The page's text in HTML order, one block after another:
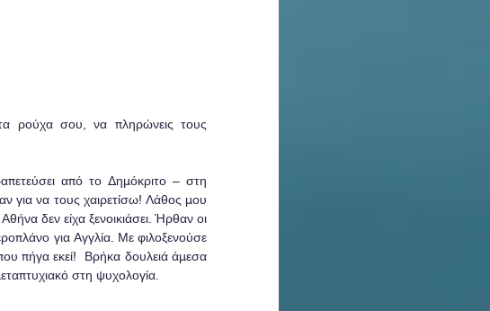
ρούχα σου, να πληρώνεις τους
από το Δημόκριτο – στη
για να τους χαιρετίσω! Λάθος μου
δεν είχα ξενοικιάσει. Ήρθαν οι
για Αγγλία. Με φιλοξενούσε
πήγα εκεί!  Βρήκα δουλειά άμεσα
στη ψυχολογία.